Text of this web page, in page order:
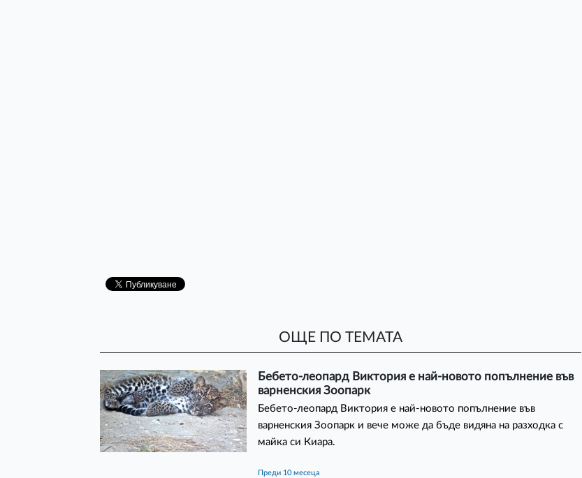
ОЩЕ ПО ТЕМАТА
Бебето-леопард Виктория е най-новото попълнение във
варненския Зоопарк
Бебето-леопард Виктория е най-новото попълнение във
варненския Зоопарк и вече може да бъде видяна на разходка с
майка си Киара.
преди 10 месеца